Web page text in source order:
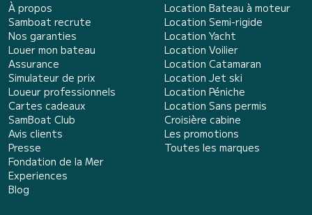
À propos
Samboat recrute
Nos garanties
Louer mon bateau
Assurance
Simulateur de prix
Loueur professionnels
Cartes cadeaux
SamBoat Club
Avis clients
Presse
Fondation de la Mer
Experiences
Blog
Location Bateau à moteur
Location Semi-rigide
Location Yacht
Location Voilier
Location Catamaran
Location Jet ski
Location Péniche
Location Sans permis
Croisière cabine
Les promotions
Toutes les marques